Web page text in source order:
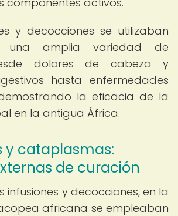
y decocciones se utilizaban
amplia variedad de
dolores de cabeza y
hasta enfermedades
la eficacia de la
en la antigua África.
y cataplasmas:
de curación
infusiones y decocciones, en la
africana se empleaban